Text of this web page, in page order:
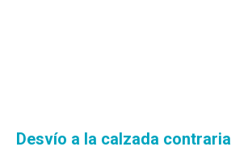
Desvío a la calzada contraria